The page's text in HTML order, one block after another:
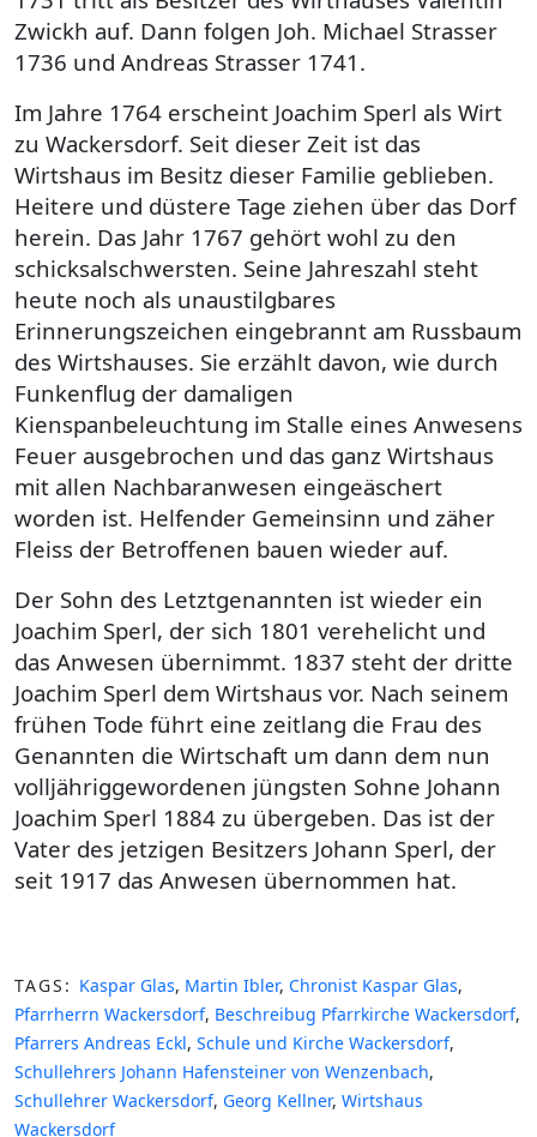
Zwickh auf. Dann folgen Joh. Michael Strasser
1736 und Andreas Strasser 1741.
Im Jahre 1764 erscheint Joachim Sperl als Wirt
zu Wackersdorf. Seit dieser Zeit ist das
Wirtshaus im Besitz dieser Familie geblieben.
Heitere und düstere Tage ziehen über das Dorf
herein. Das Jahr 1767 gehört wohl zu den
schicksalschwersten. Seine Jahreszahl steht
heute noch als unaustilgbares
Erinnerungszeichen eingebrannt am Russbaum
des Wirtshauses. Sie erzählt davon, wie durch
Funkenflug der damaligen
Kienspanbeleuchtung im Stalle eines Anwesens
Feuer ausgebrochen und das ganz Wirtshaus
mit allen Nachbaranwesen eingeäschert
worden ist. Helfender Gemeinsinn und zäher
Fleiss der Betroffenen bauen wieder auf.
Der Sohn des Letztgenannten ist wieder ein
Joachim Sperl, der sich 1801 verehelicht und
das Anwesen übernimmt. 1837 steht der dritte
Joachim Sperl dem Wirtshaus vor. Nach seinem
frühen Tode führt eine zeitlang die Frau des
Genannten die Wirtschaft um dann dem nun
volljähriggewordenen jüngsten Sohne Johann
Joachim Sperl 1884 zu übergeben. Das ist der
Vater des jetzigen Besitzers Johann Sperl, der
seit 1917 das Anwesen übernommen hat.
TAGS: Kaspar Glas, Martin Ibler, Chronist Kaspar Glas,
Pfarrherrn Wackersdorf, Beschreibug Pfarrkirche Wackersdorf,
Pfarrers Andreas Eckl, Schule und Kirche Wackersdorf,
Schullehrers Johann Hafensteiner von Wenzenbach,
Schullehrer Wackersdorf, Georg Kellner, Wirtshaus
Wackersdorf